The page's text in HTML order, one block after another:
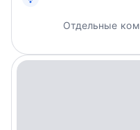
Отдельные